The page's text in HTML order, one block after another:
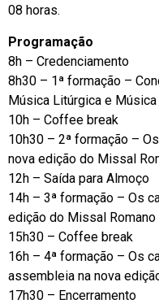
08 horas.
Programação
8h – Credenciamento
8h30 – 1ª formação –
Música Litúrgica e
10h – Coffee break
10h30 – 2ª formação –
nova edição do Missal
12h – Saída para Almoço
14h – 3ª formação – Os
edição do Missal Romano
15h30 – Coffee break
16h – 4ª formação – Os
assembleia na nova
17h30 – Encerramento